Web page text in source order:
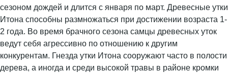
сезоном дождей и длится с января по март. Древесные утки
Итона способны размножаться при достижении возраста 1-
2 года. Во время брачного сезона самцы древесных уток
ведут себя агрессивно по отношению к другим
конкурентам. Гнезда утки Итона сооружают часто в полости
дерева, а иногда и среди высокой травы в районе кромки